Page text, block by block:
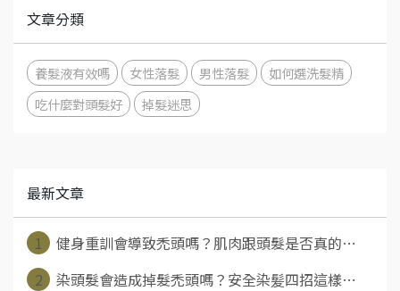
文章分類
養髮液有效嗎 女性落髮 男性落髮
如何選洗髮精
吃什麼對頭髮好
掉髮迷思
最新文章
1
健身重訓會導致禿頭嗎？肌肉跟頭髮是否真的⋯
2
染頭髮會造成掉髮禿頭嗎？安全染髪四招這樣⋯